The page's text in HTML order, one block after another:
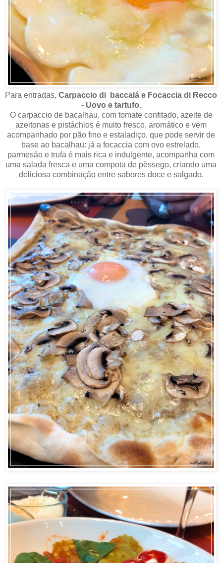
Para entradas, Carpaccio di baccalá e Focaccia di Recco
- Uovo e tartufo.
O carpaccio de bacalhau, com tomate confitado, azeite de
azeitonas e pistáchios é muito fresco, aromático e vem
acompanhado por pão fino e estaladiço, que pode servir de
base ao bacalhau: já a focaccia com ovo estrelado,
parmesão e trufa é mais rica e indulgente, acompanha com
uma salada fresca e uma compota de pêssego, criando uma
deliciosa combinação entre sabores doce e salgado.